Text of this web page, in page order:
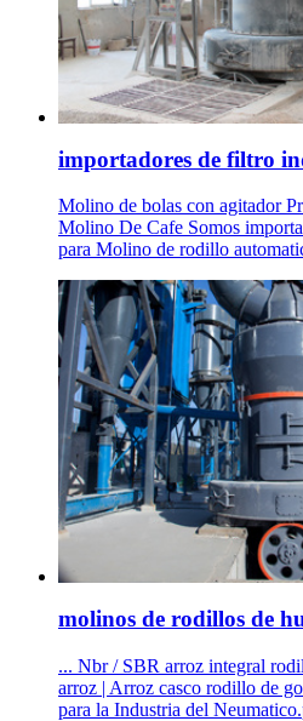
importadores de filtro
Molino de bolas con agitador
Molino De Cafe Somos
para Molino de rodillo
molinos de rodillos de
... Nbr / SBR arroz integral
arroz | Arroz casco rodillo de
para la Industria del